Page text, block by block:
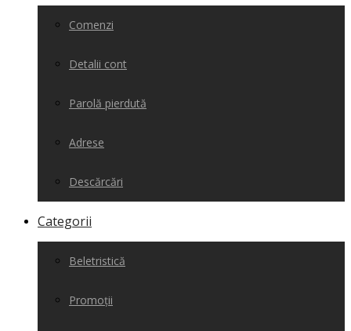
Comenzi
Detalii cont
Parolă pierdută
Adrese
Descărcări
Categorii
Beletristică
Promoții